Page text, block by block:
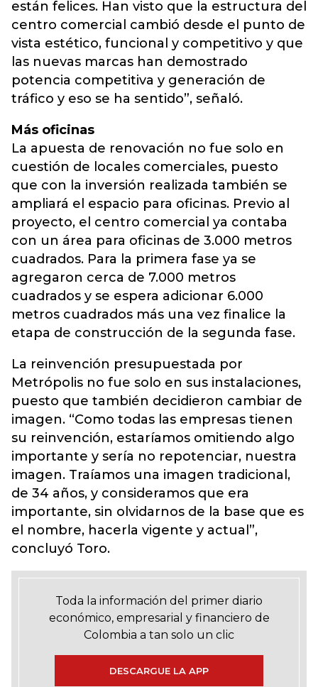
están felices. Han visto que la estructura del
centro comercial cambió desde el punto de
vista estético, funcional y competitivo y que
las nuevas marcas han demostrado
potencia competitiva y generación de
tráfico y eso se ha sentido”, señaló.
Más oficinas
La apuesta de renovación no fue solo en
cuestión de locales comerciales, puesto
que con la inversión realizada también se
ampliará el espacio para oficinas. Previo al
proyecto, el centro comercial ya contaba
con un área para oficinas de 3.000 metros
cuadrados. Para la primera fase ya se
agregaron cerca de 7.000 metros
cuadrados y se espera adicionar 6.000
metros cuadrados más una vez finalice la
etapa de construcción de la segunda fase.
La reinvención presupuestada por
Metrópolis no fue solo en sus instalaciones,
puesto que también decidieron cambiar de
imagen. “Como todas las empresas tienen
su reinvención, estaríamos omitiendo algo
importante y sería no repotenciar, nuestra
imagen. Traíamos una imagen tradicional,
de 34 años, y consideramos que era
importante, sin olvidarnos de la base que es
el nombre, hacerla vigente y actual”,
concluyó Toro.
Toda la información del primer diario
económico, empresarial y financiero de
Colombia a tan solo un clic
DESCARGUE LA APP